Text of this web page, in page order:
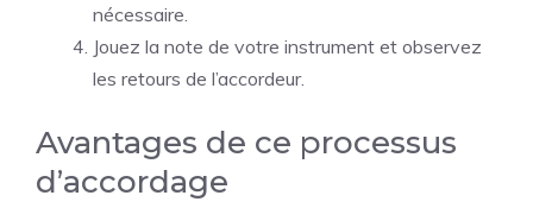
nécessaire.
Jouez la note de votre instrument et observez
les retours de l’accordeur.
Avantages de ce processus
d’accordage